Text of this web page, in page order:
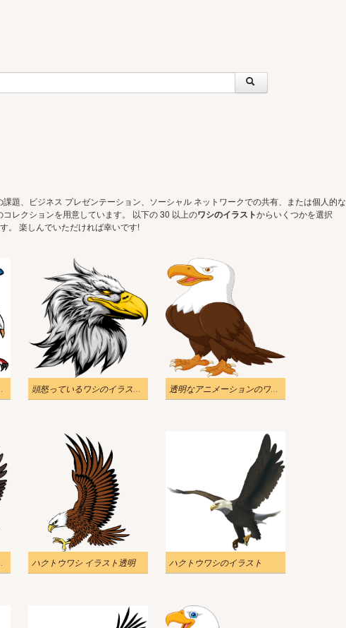
題、ビジネス プレゼンテーション、ソーシャル ネットワークでの共有、または個人的な
コレクションを用意しています。 以下の 30 以上のワシのイラストからいくつかを選択
。 楽しんでいただければ幸いです!
ト png 頭怒っているワシのイラスト透明 透明なアニメーションのワシのイラスト
ト透明 ハクトウワシ イラスト透明 ハクトウワシのイラスト